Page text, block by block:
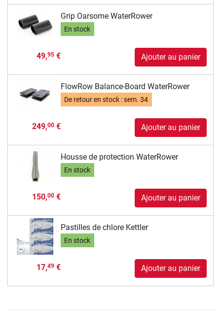
Grip Oarsome WaterRower
En stock
49,95€ Ajouter au panier
FlowRow Balance-Board WaterRower
De retour en stock :sem. 34
249,00€ Ajouter au panier
Housse de protection WaterRower
En stock
150,00€ Ajouter au panier
Pastilles de chlore Kettler
En stock
17,49€ Ajouter au panier